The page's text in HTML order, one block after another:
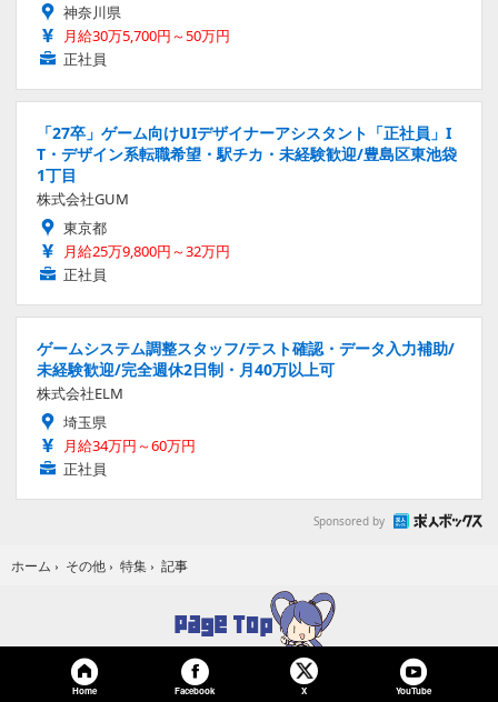
神奈川県
月給30万5,700円～50万円
正社員
「27卒」ゲーム向けUIデザイナーアシスタント「正社員」I
T・デザイン系転職希望・駅チカ・未経験歓迎/豊島区東池袋
1丁目
株式会社GUM
東京都
月給25万9,800円～32万円
正社員
ゲームシステム調整スタッフ/テスト確認・データ入力補助/
未経験歓迎/完全週休2日制・月40万以上可
株式会社ELM
埼玉県
月給34万円～60万円
正社員
Sponsored by
ホーム › その他 › 特集 › 記事
Home Facebook X YouTube